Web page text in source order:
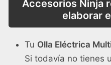
Accesorios Ninja
elaborar
Tu Olla Eléctrica
Si todavía no tienes